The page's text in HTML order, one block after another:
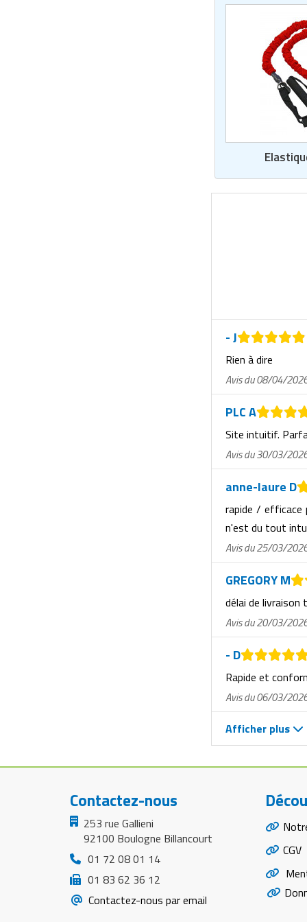
- J
Rien à dire
Avis du 08/04/
PLC A
Site intuitif.
Avis du 30/03/
anne-laure D
rapide / efficace
n'est du tout
Avis du 25/03/
GREGORY M
délai de livraison
Avis du 20/03/
- D
Rapide et
Avis du 06/03/
Afficher plus
Contactez-nous
253 rue Gallieni
92100 Boulogne Billancourt
01 72 08 01 14
01 83 62 36 12
Contactez-nous par email
CGV